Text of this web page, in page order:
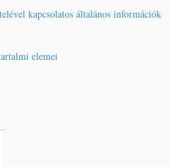
kapcsolatos általános információk
elemei